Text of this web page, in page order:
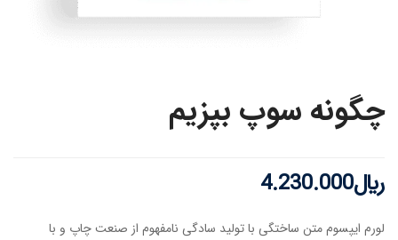
چگونه سوپ بپزیم
﷼4.230.000
لورم ایپسوم متن ساختگی با تولید سادگی نامفهوم از صنعت چاپ و با